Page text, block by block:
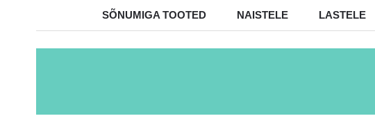
SÕNUMIGA TOOTED NAISTELE LASTELE